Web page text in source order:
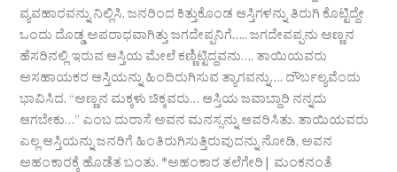
ವ್ಯವಹಾರವನ್ನು ನಿಲ್ಲಿಸಿ, ಜನರಿಂದ ಕಿತ್ತುಕೊಂಡ ಆಸ್ತಿಗಳನ್ನು ತಿರುಗಿ ಕೊಟ್ಟಿದ್ದೇ
ಒಂದು ದೊಡ್ಡ ಅಪರಾಧವಾಗಿತ್ತು ಜಗದೇಪ್ಪನಿಗೆ….. ಜಗದೇವಪ್ಪನು ಅಣ್ಣನ
ಹೆಸರಿನಲ್ಲಿ ಇರುವ ಆಸ್ತಿಯ ಮೇಲೆ ಕಣ್ಣಿಟ್ಟಿದ್ದವನು…. ತಾಯಿಯವರು
ಅಸಹಾಯಕರ ಆಸ್ತಿಯನ್ನು ಹಿಂದಿರುಗಿಸುವ ತ್ಯಾಗವನ್ನು…. ದೌರ್ಬಲ್ಯವೆಂದು
ಭಾವಿಸಿದ. “ಅಣ್ಣನ ಮಕ್ಕಳು ಚಿಕ್ಕವರು… ಆಸ್ತಿಯ ಜವಾಬ್ದಾರಿ ನನ್ನದು
ಆಗಬೇಕು…” ಎಂಬ ದುರಾಸೆ ಅವನ ಮನಸ್ಸನ್ನು ಆವರಿಸಿತು. ತಾಯಿಯವರು
ಎಲ್ಲ ಆಸ್ತಿಯನ್ನು ಜನರಿಗೆ ಹಿಂತಿರುಗಿಸುತ್ತಿರುವುದನ್ನು ನೋಡಿ, ಅವನ
ಅಹಂಕಾರಕ್ಕೆ ಹೊಡೆತ ಬಂತು. *ಅಹಂಕಾರ ತಲೆಗೇರಿ| ಮಂಕನಂತೆ